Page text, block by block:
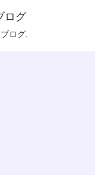
ログ
ログ.